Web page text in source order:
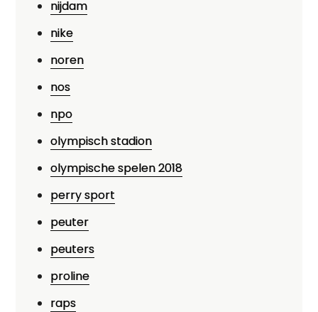
nijdam
nike
noren
nos
npo
olympisch stadion
olympische spelen 2018
perry sport
peuter
peuters
proline
raps